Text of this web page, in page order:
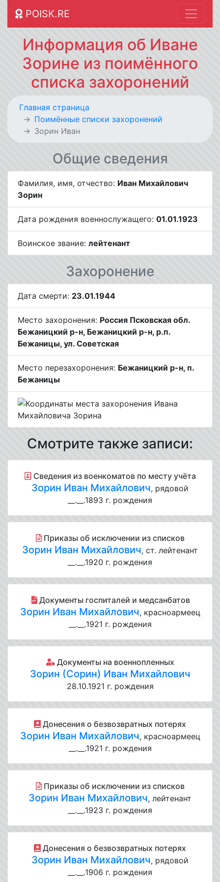
POISK.RE
Информация об Иване
Зорине из поимённого
списка захоронений
Главная страница
Поимённые списки захоронений
Зорин Иван
Общие сведения
Фамилия, имя, отчество: Иван Михайлович
Зорин
Дата рождения военнослужащего: 01.01.1923
Воинское звание: лейтенант
Захоронение
Дата смерти: 23.01.1944
Место захоронения: Россия Псковская обл.
Бежаницкий р-н, Бежаницкий р-н, р.п.
Бежаницы, ул. Советская
Место перезахоронения: Бежаницкий р-н, п.
Бежаницы
Смотрите также записи:
Cведения из военкоматов по месту учёта
Зорин Иван Михайлович, рядовой
__.__.1893 г. рождения
Приказы об исключении из списков
Зорин Иван Михайлович, ст. лейтенант
__.__.1920 г. рождения
Документы госпиталей и медсанбатов
Зорин Иван Михайлович, красноармеец
__.__.1921 г. рождения
Документы на военнопленных
Зорин (Сорин) Иван Михайлович
28.10.1921 г. рождения
Донесения о безвозвратных потерях
Зорин Иван Михайлович, красноармеец
__.__.1921 г. рождения
Приказы об исключении из списков
Зорин Иван Михайлович, лейтенант
__.__.1923 г. рождения
Донесения о безвозвратных потерях
Зорин Иван Михайлович, рядовой
__.__.1906 г. рождения